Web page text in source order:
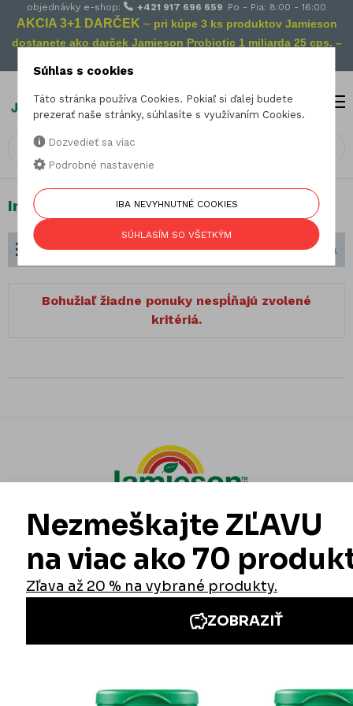
objednávky e-shop: +421 917 696 659 Po - Pia: 8:00 - 16:00
AKCIA 3+1 DARČEK – pri kúpe 3 ks produktov Jamieson
dostanete ako darček Jamieson Probiotic 1 miliarda 25 cps. –
0
Imunita
Zoradiť podľa
Rozdelenie podľa zamerania
Bohužiaľ žiadne ponuky nespĺňajú zvolené
kritériá.
Iné stránky Jamieson
Súhlas s cookies
Táto stránka používa Cookies. Pokiaľ si ďalej budete
prezerať naše stránky, súhlasíte s využívaním Cookies.
Dozvedieť sa viac
Podrobné nastavenie
IBA NEVYHNUTNÉ COOKIES
SÚHLASÍM SO VŠETKÝM